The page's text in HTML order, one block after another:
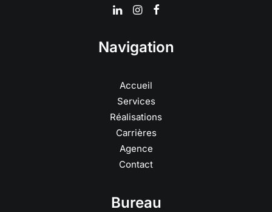
Navigation
Accueil
Services
Réalisations
Carrières
Agence
Contact
Bureau